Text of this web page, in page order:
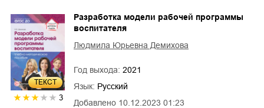
ТЕКСТ
3
Добавлено 10.12.2023 01:23
Разработка модели рабочей программы
воспитателя
Людмила Юрьевна Демихова
Год выхода: 2021
Язык: Русский